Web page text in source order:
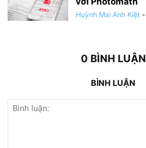
Huỳnh Mai Anh Kiệt -
0 BÌNH LUẬN
BÌNH LUẬN